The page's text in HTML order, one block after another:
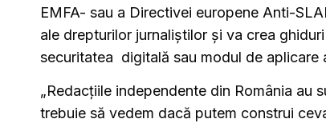
EMFA- sau a Directivei europene Anti-
ale drepturilor jurnaliștilor și va crea
securitatea digitală sau modul de aplicare
„Redacțiile independente din România au
trebuie să vedem dacă putem construi